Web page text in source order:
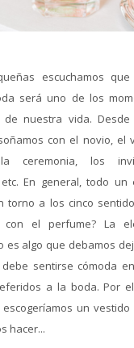
escuchamos
será uno de los
de nuestra vida.
con el novio, el
ceremonia, los
En general, todo un
torno a los cinco
el perfume? La
es algo que debamos
sentirse cómoda
a la boda. Por
un
hacer...